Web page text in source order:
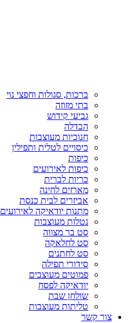
ברכות, סגולות וחפצי נוי
בתי מזוזה
גביעי קידוש
הבדלה
חנוכיות מעוצבות
כיסויים לטלית ותפילין
כיפות
כיפות לאירועים
כריות לברית
מארזים לחינה
אביזרים לבית כנסת
מתנות יודאיקה לאירועים
נטלות מעוצבות
סט בר מצווה
סט לחלאקה
סט לחתנים
סידורי תפילה
פמוטים מעוצבים
יודאיקה לפסח
שולחן שבת
טליתות מעוצבות
צור קשר